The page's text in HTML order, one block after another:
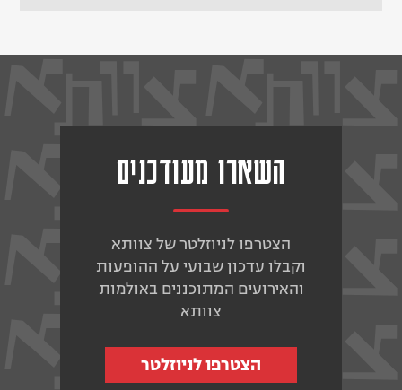
השארו מעודכנים
הצטרפו לניוזלטר של צוותא
וקבלו עדכון שבועי על ההופעות
והאירועים המתוכננים באולמות
צוותא
הצטרפו לניוזלטר